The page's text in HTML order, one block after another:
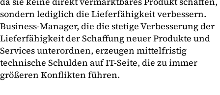
sondern lediglich die Lieferfähigkeit verbessern.
Business-Manager, die die stetige Verbesserung der
Lieferfähigkeit der Schaffung neuer Produkte und
Services unterordnen, erzeugen mittelfristig
technische Schulden auf IT-Seite, die zu immer
größeren Konflikten führen.